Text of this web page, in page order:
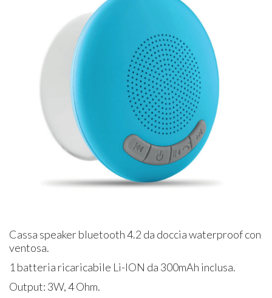
Cassa speaker bluetooth 4.2 da doccia waterproof con
ventosa.
1 batteria ricaricabile Li-ION da 300mAh inclusa.
Output: 3W, 4 Ohm.